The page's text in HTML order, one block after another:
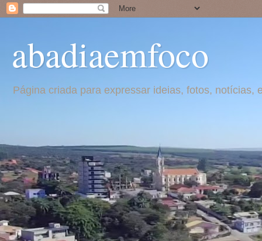
abadiaemfoco
Página criada para expressar ideias, fotos,